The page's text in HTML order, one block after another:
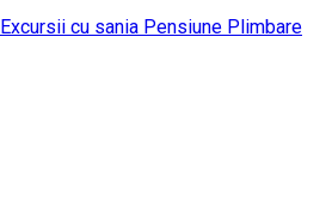
Excursii cu sania Pensiune Plimbare